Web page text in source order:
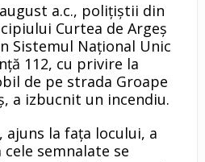
a.c., polițiștii din
Curtea de Argeș
Sistemul Național Unic
112, cu privire la
de pe strada Groape
a izbucnit un incendiu.
ajuns la fața locului, a
semnalate se